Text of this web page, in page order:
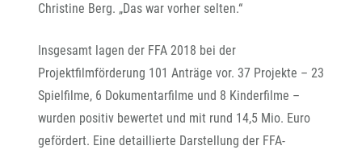
Christine Berg. „Das war vorher selten.“
Insgesamt lagen der FFA 2018 bei der
Projektfilmförderung 101 Anträge vor. 37 Projekte – 23
Spielfilme, 6 Dokumentarfilme und 8 Kinderfilme –
wurden positiv bewertet und mit rund 14,5 Mio. Euro
gefördert. Eine detaillierte Darstellung der FFA-